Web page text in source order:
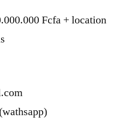
Fcfa + location